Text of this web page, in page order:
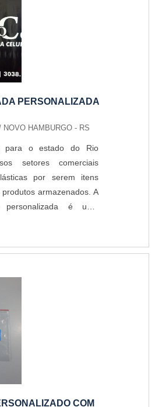
PERSONALIZADA
NOVO HAMBURGO - RS
para o estado do Rio
setores comerciais
por serem itens
armazenados. A
é uma
lojas e comércios que
os produtos em itens de
finalidades. Se torna
a propaganda da marca
personalizada é um
muito utilizado por
instituições que querem
COM